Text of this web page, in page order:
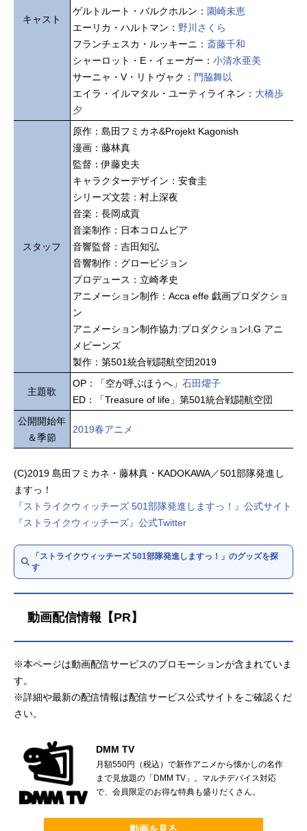
キャスト
ゲルトルート・バルクホルン： 園崎未恵
エーリカ・ハルトマン： 野川さくら
フランチェスカ・ルッキーニ： 斎藤千和
シャーロット・E・イェーガー： 小清水亜美
サーニャ・V・リトヴャク： 門脇舞以
エイラ・イルマタル・ユーティライネン： 大橋歩
夕
スタッフ
原作：島田フミカネ&Projekt Kagonish
漫画：藤林真
監督：伊藤史夫
キャラクターデザイン：安食圭
シリーズ文芸：村上深夜
音楽：長岡成貢
音楽制作：日本コロムビア
音響監督：吉田知弘
音響制作：グロービジョン
プロデュース：立崎孝史
アニメーション制作：Acca effe 戯画プロダクショ
ン
アニメーション制作協力:プロダクションI.G アニ
メビーンズ
製作：第501統合戦闘航空団2019
主題歌
OP：「空が呼ぶほうへ」 石田燿子
ED：「Treasure of life」第501統合戦闘航空団
公開開始年
＆季節
2019春アニメ
(C)2019 島田フミカネ・藤林真・KADOKAWA／501部隊発進し
ますっ！
『ストライクウィッチーズ 501部隊発進しますっ！』公式サイト
『ストライクウィッチーズ』公式Twitter
「ストライクウィッチーズ 501部隊発進しますっ！」のグッズを探
す
動画配信情報【PR】
※本ページは動画配信サービスのプロモーションが含まれていま
す。
※詳細や最新の配信情報は配信サービス公式サイトをご確認くだ
さい。
DMM TV
月額550円（税込）で新作アニメから懐かしの名作
まで見放題の「DMM TV」。マルチデバイス対応
で、会員限定のお得な特典も盛りだくさん。
動画を見る